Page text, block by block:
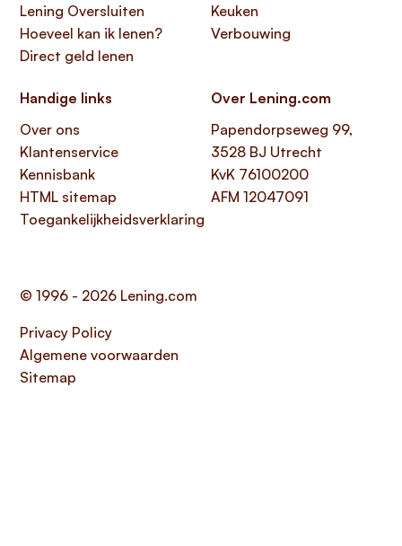
Lening Oversluiten
Hoeveel kan ik lenen?
Direct geld lenen
Keuken
Verbouwing
Handige links
Over ons
Klantenservice
Kennisbank
HTML sitemap
Toegankelijkheidsverklaring
Over Lening.com
Papendorpseweg 99,
3528 BJ Utrecht
KvK 76100200
AFM 12047091
© 1996 - 2026 Lening.com
Privacy Policy
Algemene voorwaarden
Sitemap